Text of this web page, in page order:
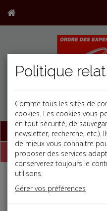
Base documentaire
Dépêches
Social, Paye
Date: 2025-09-03
Comme tous les sites de
cookies. Les cookies vous
en tout sécurité, de
newsletter, recherche,
de mieux vous connaitre
proposer des services
conserverez toujours le
utilisons.
Gérer vos préférences